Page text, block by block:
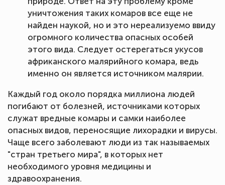
уничтожения таких комаров все еще не
найден наукой, но и это нереализуемо ввиду
огромного количества опасных особей
этого вида. Следует остерегаться укусов
африканского малярийного комара, ведь
именно он является источником малярии.
Каждый год около порядка миллиона людей
погибают от болезней, источниками которых
служат вредные комары и самки наиболее
опасных видов, переносящие лихорадки и вирусы.
Чаще всего заболевают люди из так называемых
"стран третьего мира", в которых нет
необходимого уровня медицины и
здравоохранения.